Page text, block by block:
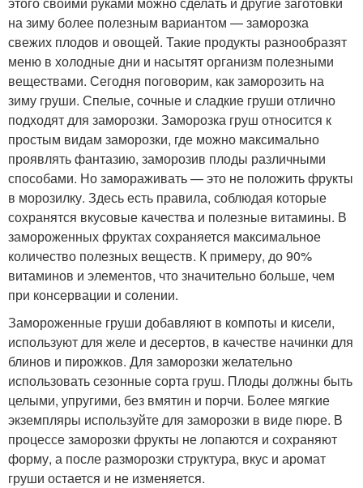
на зиму более полезным вариантом — заморозка
свежих плодов и овощей. Такие продукты разнообразят
меню в холодные дни и насытят организм полезными
веществами. Сегодня поговорим, как заморозить на
зиму груши. Спелые, сочные и сладкие груши отлично
подходят для заморозки. Заморозка груш относится к
простым видам заморозки, где можно максимально
проявлять фантазию, заморозив плоды различными
способами. Но замораживать — это не положить фрукты
в морозилку. Здесь есть правила, соблюдая которые
сохранятся вкусовые качества и полезные витамины. В
замороженных фруктах сохраняется максимальное
количество полезных веществ. К примеру, до 90%
витаминов и элементов, что значительно больше, чем
при консервации и солении.
Замороженные груши добавляют в компоты и кисели,
используют для желе и десертов, в качестве начинки для
блинов и пирожков. Для заморозки желательно
использовать сезонные сорта груш. Плоды должны быть
целыми, упругими, без вмятин и порчи. Более мягкие
экземпляры используйте для заморозки в виде пюре. В
процессе заморозки фрукты не лопаются и сохраняют
форму, а после разморозки структура, вкус и аромат
груши остается и не изменяется.